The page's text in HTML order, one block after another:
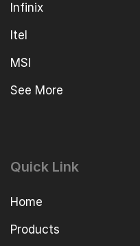
Infinix
Itel
MSI
See More
Quick Link
Home
Products